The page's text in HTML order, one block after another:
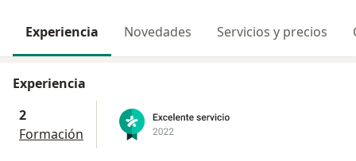
Experiencia Novedades Servicios y precios
Experiencia
2
Formación